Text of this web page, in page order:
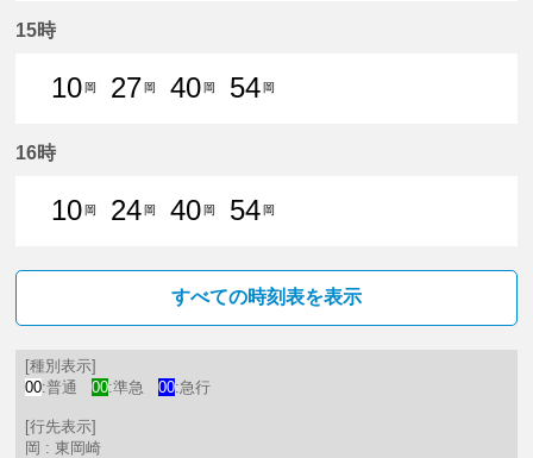
15時
10 岡
27 岡
40 岡
54 岡
16時
10 岡
24 岡
40 岡
54 岡
すべての時刻表を表示
[種別表示]
00:普通 00:準急 00:急行
[行先表示]
岡 : 東岡崎